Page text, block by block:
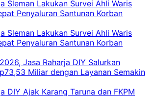
Sleman Lakukan Survei Ahli Waris
Penyaluran Santunan Korban
Sleman Lakukan Survei Ahli Waris
Penyaluran Santunan Korban
Jasa Raharja DIY Salurkan
Miliar dengan Layanan Semakin
DIY Ajak Karang Taruna dan FKPM